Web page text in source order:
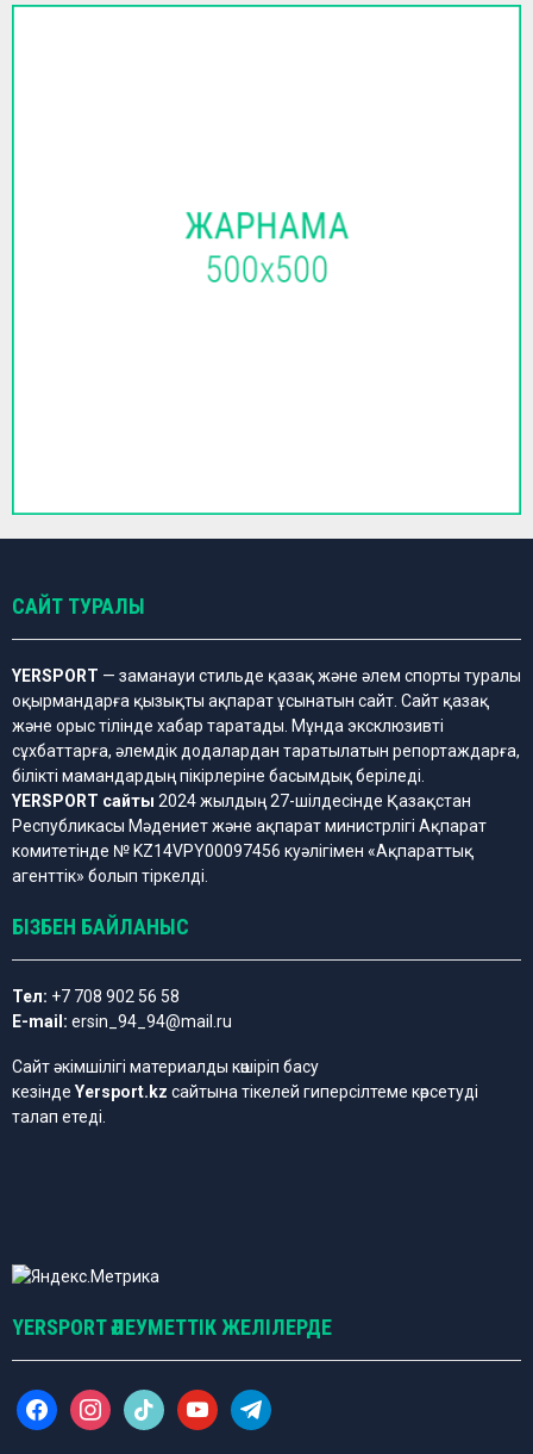
САЙТ ТУРАЛЫ
YERSPORT — заманауи стильде қазақ және әлем спорты туралы
оқырмандарға қызықты ақпарат ұсынатын сайт. Сайт қазақ
және орыс тілінде хабар таратады. Мұнда эксклюзивті
сұхбаттарға, әлемдік додалардан таратылатын репортаждарға,
білікті мамандардың пікірлеріне басымдық беріледі.
YERSPORT сайты 2024 жылдың 27-шілдесінде Қазақстан
Республикасы Мәдениет және ақпарат министрлігі Ақпарат
комитетінде № KZ14VPY00097456 куәлігімен «Ақпараттық
агенттік» болып тіркелді.
БІЗБЕН БАЙЛАНЫС
Тел: +7 708 902 56 58
E-mail: ersin_94_94@mail.ru
Сайт әкімшілігі материалды көшіріп басу
кезінде Yersport.kz сайтына тікелей гиперсілтеме көрсетуді
талап етеді.
YERSPORT ӘЛЕУМЕТТІК ЖЕЛІЛЕРДЕ
f
a
i
n
t
i
y
o
t
e